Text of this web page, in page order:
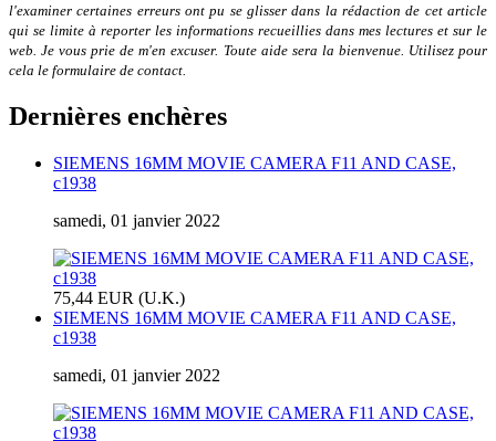
l'examiner certaines erreurs ont pu se glisser dans la rédaction de cet article
qui se limite à reporter les informations recueillies dans mes lectures et sur le
web. Je vous prie de m'en excuser. Toute aide sera la bienvenue. Utilisez pour
cela le formulaire de contact.
Dernières enchères
SIEMENS 16MM MOVIE CAMERA F11 AND CASE,
c1938
samedi, 01 janvier 2022
75,44 EUR (U.K.)
SIEMENS 16MM MOVIE CAMERA F11 AND CASE,
c1938
samedi, 01 janvier 2022